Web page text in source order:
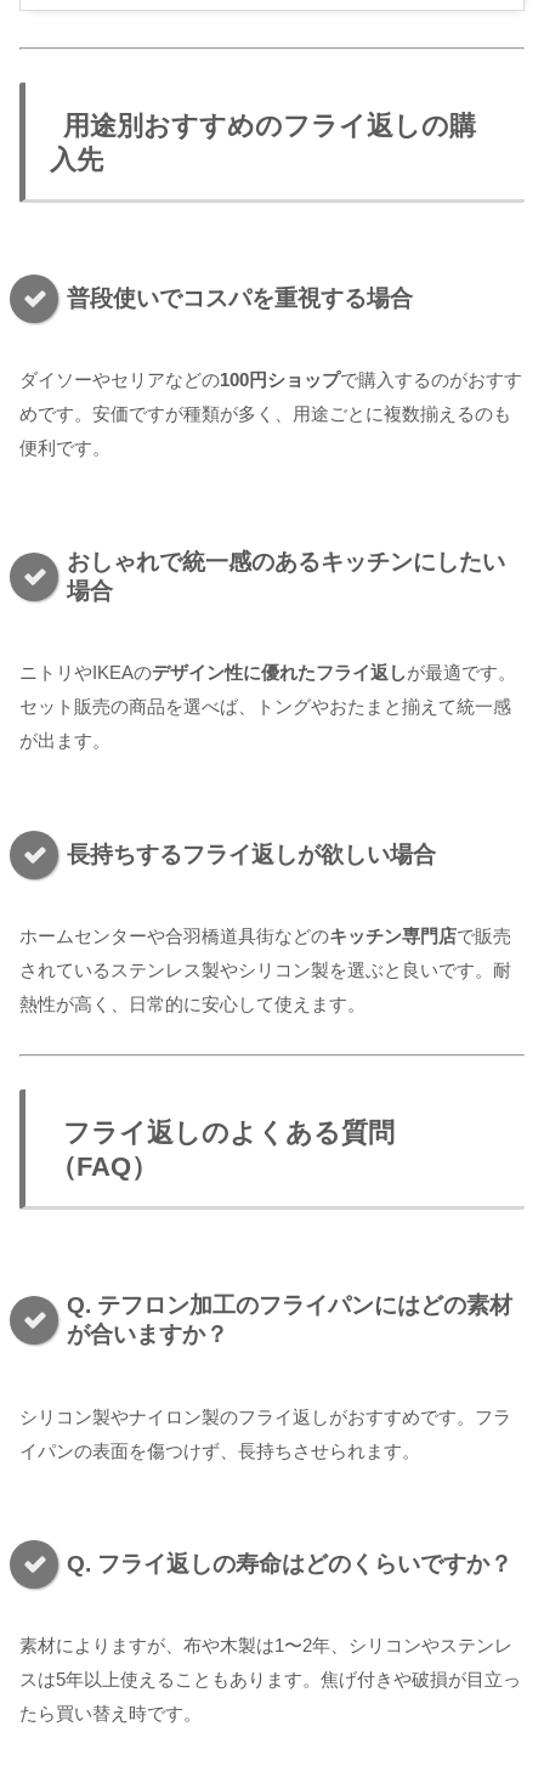
用途別おすすめのフライ返しの購
入先
普段使いでコスパを重視する場合
ダイソーやセリアなどの100円ショップで購入するのがおすす
めです。安価ですが種類が多く、用途ごとに複数揃えるのも
便利です。
おしゃれで統一感のあるキッチンにしたい
場合
ニトリやIKEAのデザイン性に優れたフライ返しが最適です。
セット販売の商品を選べば、トングやおたまと揃えて統一感
が出ます。
長持ちするフライ返しが欲しい場合
ホームセンターや合羽橋道具街などのキッチン専門店で販売
されているステンレス製やシリコン製を選ぶと良いです。耐
熱性が高く、日常的に安心して使えます。
フライ返しのよくある質問
（FAQ）
Q. テフロン加工のフライパンにはどの素材
が合いますか？
シリコン製やナイロン製のフライ返しがおすすめです。フラ
イパンの表面を傷つけず、長持ちさせられます。
Q. フライ返しの寿命はどのくらいですか？
素材によりますが、布や木製は1〜2年、シリコンやステンレ
スは5年以上使えることもあります。焦げ付きや破損が目立っ
たら買い替え時です。